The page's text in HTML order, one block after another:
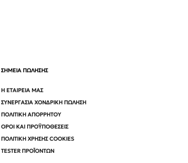
ΣΗΜΕΙΑ ΠΩΛΗΣΗΣ
Η ΕΤΑΙΡΕΊΑ ΜΑΣ
ΣΥΝΕΡΓΑΣΊΑ ΧΟΝΔΡΙΚΉ ΠΏΛΗΣΗ
ΠΟΛΙΤΙΚΉ ΑΠΟΡΡΉΤΟΥ
ΌΡΟΙ ΚΑΙ ΠΡΟΫΠΟΘΈΣΕΙΣ
ΠΟΛΙΤΙΚΉ ΧΡΉΣΗΣ COOKIES
TESTER ΠΡΟΪΌΝΤΩΝ